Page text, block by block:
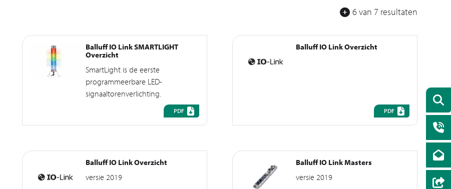
6 van 7 resultaten
Balluff IO Link SMARTLIGHT
Overzicht
SmartLight is de eerste
programmeerbare LED-
signaaltorenverlichting.
PDF
Balluff IO Link Overzicht
PDF
Balluff IO Link Overzicht
versie 2019
Balluff IO Link Masters
versie 2019